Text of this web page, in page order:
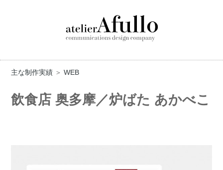
主な制作実績 ＞ WEB
飲食店 奥多摩／炉ばた あかべこ